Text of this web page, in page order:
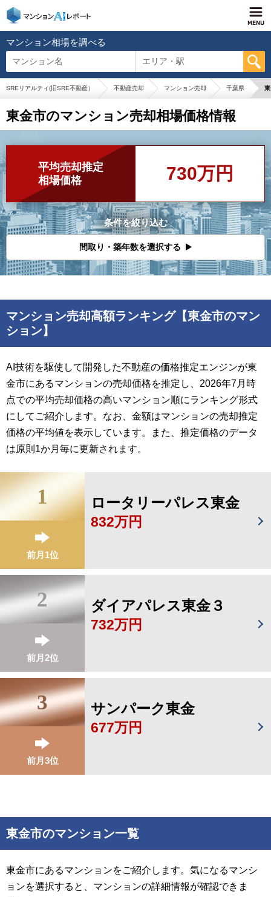
マンション相場を調べる
マンション名 エリア・駅
SREリアルティ(旧SRE不動産） 不動産売却 マンション売却 千葉県
東金市のマンション売却相場価格情報
平均売却推定
相場価格
730万円
条件を絞り込む
間取り・築年数を選択する
マンション売却高額ランキング【東金市のマン
ション】
AI技術を駆使して開発した不動産の価格推定エンジンが東
金市にあるマンションの売却価格を推定し、2026年7月時
点での平均売却価格の高いマンション順にランキング形式
にしてご紹介します。なお、金額はマンションの売却推定
価格の平均値を表示しています。また、推定価格のデータ
は原則1か月毎に更新されます。
1
前月1位
ロータリーパレス東金
832万円
2
前月2位
ダイアパレス東金３
732万円
3
前月3位
サンパーク東金
677万円
東金市のマンション一覧
東金市にあるマンションをご紹介します。気になるマンシ
ョンを選択すると、マンションの詳細情報が確認できま